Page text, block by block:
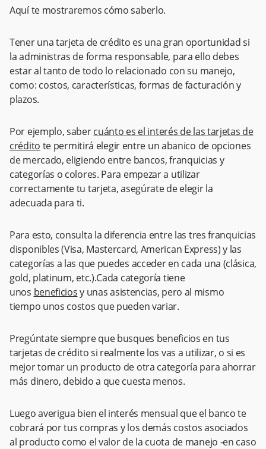
Aquí te mostraremos cómo saberlo.
Tener una tarjeta de crédito es una gran oportunidad si
la administras de forma responsable, para ello debes
estar al tanto de todo lo relacionado con su manejo,
como: costos, características, formas de facturación y
plazos.
Por ejemplo, sabercuánto es el interés de las tarjetas de
crédito te permitirá elegir entre un abanico de opciones
de mercado, eligiendo entre bancos, franquicias y
categorías o colores. Para empezar a utilizar
correctamente tu tarjeta, asegúrate de elegir la
adecuada para ti.
Para esto, consulta la diferencia entre las tres franquicias
disponibles (Visa, Mastercard, American Express) y las
categorías a las que puedes acceder en cada una (clásica,
gold, platinum, etc.).Cada categoría tiene
unos beneficiosy unas asistencias, pero al mismo
tiempo unos costos que pueden variar.
Pregúntate siempre que busques beneficios en tus
tarjetas de crédito si realmente los vas a utilizar, o si es
mejor tomar un producto de otra categoría para ahorrar
más dinero, debido a que cuesta menos.
Luego averigua bien el interés mensual que el banco te
cobrará por tus compras y los demás costos asociados
al producto como el valor de la cuota de manejo -en caso